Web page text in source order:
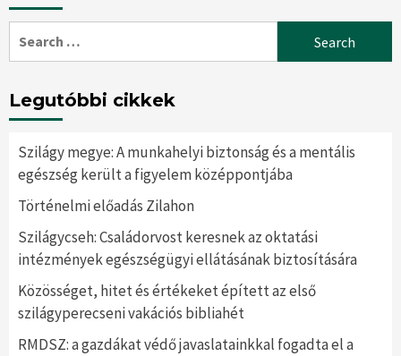
Legutóbbi cikkek
Szilágy megye: A munkahelyi biztonság és a mentális
egészség került a figyelem középpontjába
Történelmi előadás Zilahon
Szilágycseh: Családorvost keresnek az oktatási
intézmények egészségügyi ellátásának biztosítására
Közösséget, hitet és értékeket épített az első
szilágyperecseni vakációs bibliahét
RMDSZ: a gazdákat védő javaslatainkkal fogadta el a